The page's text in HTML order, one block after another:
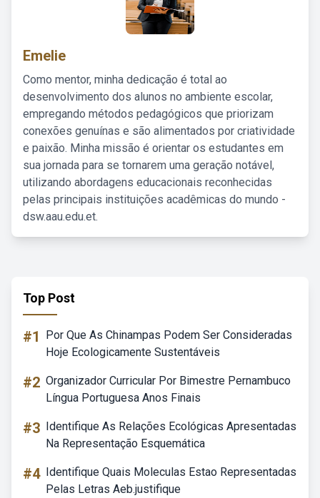
Emelie
Como mentor, minha dedicação é total ao
desenvolvimento dos alunos no ambiente escolar,
empregando métodos pedagógicos que priorizam
conexões genuínas e são alimentados por criatividade
e paixão. Minha missão é orientar os estudantes em
sua jornada para se tornarem uma geração notável,
utilizando abordagens educacionais reconhecidas
pelas principais instituições acadêmicas do mundo -
dsw.aau.edu.et.
Top Post
#1
Por Que As Chinampas Podem Ser Consideradas
Hoje Ecologicamente Sustentáveis
#2 Organizador Curricular Por Bimestre Pernambuco
Língua Portuguesa Anos Finais
#3 Identifique As Relações Ecológicas Apresentadas
Na Representação Esquemática
#4 Identifique Quais Moleculas Estao Representadas
Pelas Letras Aeb.justifique